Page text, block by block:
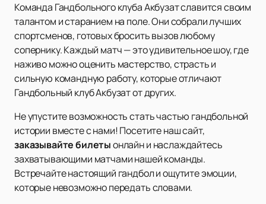
Команда Гандбольного клуба Акбузат славится своим
талантом и старанием на поле. Они собрали лучших
спортсменов, готовых бросить вызов любому
сопернику. Каждый матч — это удивительное шоу, где
наживо можно оценить мастерство, страсть и
сильную командную работу, которые отличают
Гандбольный клуб Акбузат от других.
Не упустите возможность стать частью гандбольной
истории вместе с нами! Посетите наш сайт,
заказывайте билетыонлайн и наслаждайтесь
захватывающими матчами нашей команды.
Встречайте настоящий гандбол и ощутите эмоции,
которые невозможно передать словами.